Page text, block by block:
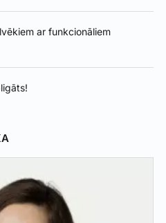
ar funkcionāliem